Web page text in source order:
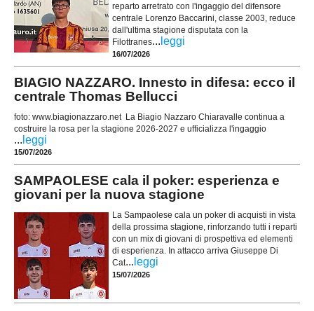
reparto arretrato con l'ingaggio del difensore
centrale Lorenzo Baccarini, classe 2003, reduce
dall'ultima stagione disputata con la
Filottranes... leggi
16/07/2026
BIAGIO NAZZARO. Innesto in difesa: ecco il
centrale Thomas Bellucci
foto: www.biagionazzaro.net La Biagio Nazzaro Chiaravalle continua a
costruire la rosa per la stagione 2026-2027 e ufficializza l'ingaggio
... leggi
15/07/2026
SAMPAOLESE cala il poker: esperienza e
giovani per la nuova stagione
La Sampaolese cala un poker di acquisti in vista
della prossima stagione, rinforzando tutti i reparti
con un mix di giovani di prospettiva ed elementi
di esperienza. In attacco arriva Giuseppe Di
Cat... leggi
15/07/2026